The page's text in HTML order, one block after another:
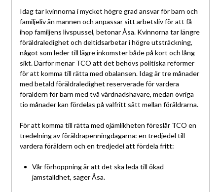
Idag tar kvinnorna i mycket högre grad ansvar för barn och
familjeliv än mannen och anpassar sitt arbetsliv för att få
ihop familjens livspussel, betonar Åsa. Kvinnorna tar längre
föräldraledighet och deltidsarbetar i högre utsträckning,
något som leder till lägre inkomster både på kort och lång
sikt. Därför menar TCO att det behövs politiska reformer
för att komma till rätta med obalansen. Idag är tre månader
med betald föräldraledighet reserverade för vardera
föräldern för barn med två vårdnadshavare, medan övriga
tio månader kan fördelas på valfritt sätt mellan föräldrarna.
För att komma till rätta med ojämlikheten föreslår TCO en
tredelning av föräldrapenningdagarna: en tredjedel till
vardera föräldern och en tredjedel att fördela fritt:
Vår förhoppning är att det ska leda till ökad
jämställdhet, säger Åsa.